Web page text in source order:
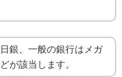
銀、一般の銀行はメガ
が該当します。